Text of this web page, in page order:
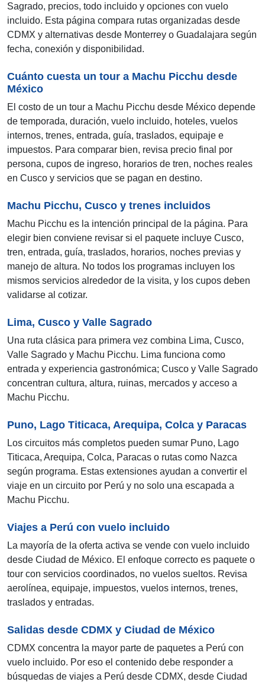
Sagrado, precios, todo incluido y opciones con vuelo
incluido. Esta página compara rutas organizadas desde
CDMX y alternativas desde Monterrey o Guadalajara según
fecha, conexión y disponibilidad.
Cuánto cuesta un tour a Machu Picchu desde
México
El costo de un tour a Machu Picchu desde México depende
de temporada, duración, vuelo incluido, hoteles, vuelos
internos, trenes, entrada, guía, traslados, equipaje e
impuestos. Para comparar bien, revisa precio final por
persona, cupos de ingreso, horarios de tren, noches reales
en Cusco y servicios que se pagan en destino.
Machu Picchu, Cusco y trenes incluidos
Machu Picchu es la intención principal de la página. Para
elegir bien conviene revisar si el paquete incluye Cusco,
tren, entrada, guía, traslados, horarios, noches previas y
manejo de altura. No todos los programas incluyen los
mismos servicios alrededor de la visita, y los cupos deben
validarse al cotizar.
Lima, Cusco y Valle Sagrado
Una ruta clásica para primera vez combina Lima, Cusco,
Valle Sagrado y Machu Picchu. Lima funciona como
entrada y experiencia gastronómica; Cusco y Valle Sagrado
concentran cultura, altura, ruinas, mercados y acceso a
Machu Picchu.
Puno, Lago Titicaca, Arequipa, Colca y Paracas
Los circuitos más completos pueden sumar Puno, Lago
Titicaca, Arequipa, Colca, Paracas o rutas como Nazca
según programa. Estas extensiones ayudan a convertir el
viaje en un circuito por Perú y no solo una escapada a
Machu Picchu.
Viajes a Perú con vuelo incluido
La mayoría de la oferta activa se vende con vuelo incluido
desde Ciudad de México. El enfoque correcto es paquete o
tour con servicios coordinados, no vuelos sueltos. Revisa
aerolínea, equipaje, impuestos, vuelos internos, trenes,
traslados y entradas.
Salidas desde CDMX y Ciudad de México
CDMX concentra la mayor parte de paquetes a Perú con
vuelo incluido. Por eso el contenido debe responder a
búsquedas de viajes a Perú desde CDMX, desde Ciudad